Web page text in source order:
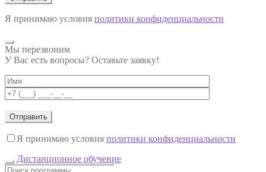
Я принимаю условия политики конфиденциальности
Мы перезвоним
У Вас есть вопросы? Оставьте заявку!
Я принимаю условия политики конфиденциальности
Дистанционное обучение
Поиск